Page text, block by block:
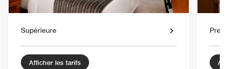
Supérieure
Afficher les tarifs